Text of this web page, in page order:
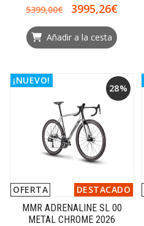
5399,00€
3995,26€
Añadir a la cesta
28%
OFERTA DESTACADO
¡NUEVO!
MMR ADRENALINE SL 00
METAL CHROME 2026